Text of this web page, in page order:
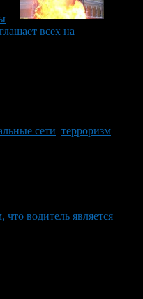
всех на
сети терроризм
что водитель является